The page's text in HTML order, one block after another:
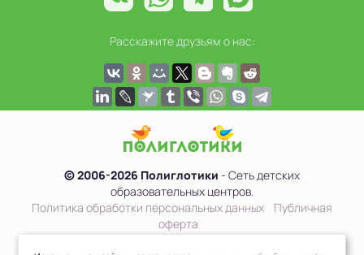
Расскажите друзьям о нас:
© 2006-2026 Полиглотики - Сеть детских
образовательных центров.
Политика обработки персональных данных
Публичная
оферта
Сведения об образовательной организации